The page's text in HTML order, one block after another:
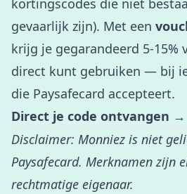
kortingscodes die niet
gevaarlijk zijn). Met een
krijg je gegarandeerd 5-15%
direct kunt gebruiken — bij
die Paysafecard accepteert.
Direct je code ontvangen →
Disclaimer: Monniez is niet
Paysafecard. Merknamen zijn
rechtmatige eigenaar.